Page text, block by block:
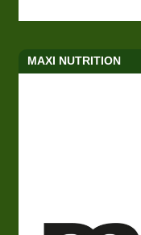
MAXI NUTRITION